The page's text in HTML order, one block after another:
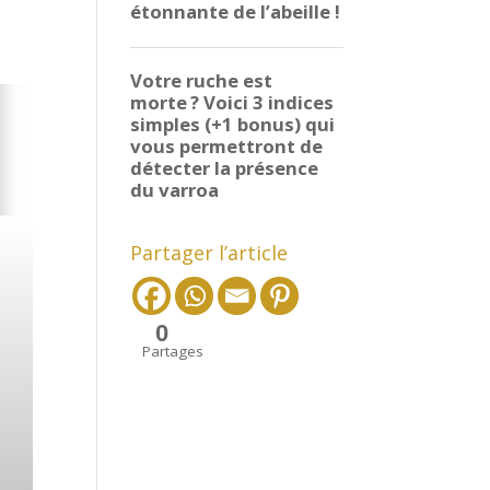
Partager l’article
0
Partages